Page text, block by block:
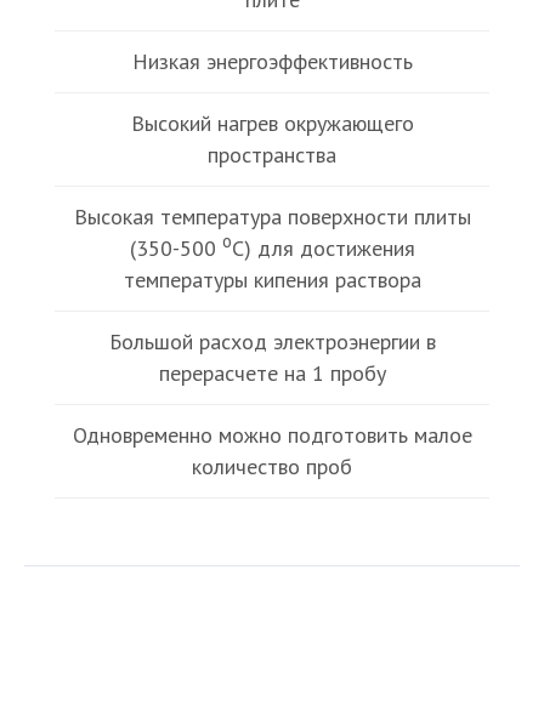
Низкая энергоэффективность
Высокий нагрев окружающего
пространства
Высокая температура поверхности плиты
(350-500 oС) для достижения
температуры кипения раствора
Большой расход электроэнергии в
перерасчете на 1 пробу
Одновременно можно подготовить малое
количество проб